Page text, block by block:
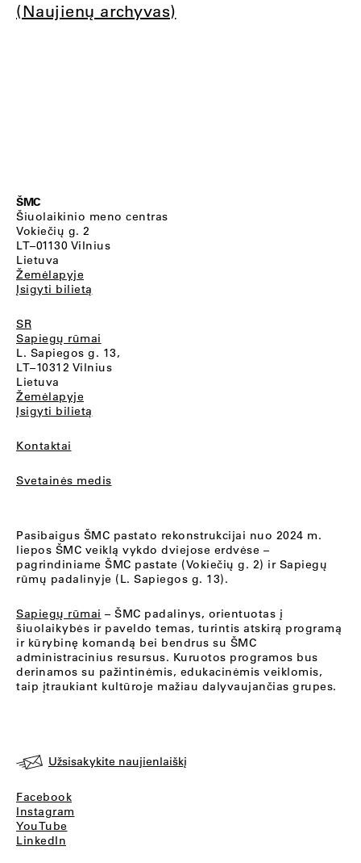
(Naujienų archyvas)
ŠMC
Šiuolaikinio meno centras
Vokiečių g. 2
LT–01130 Vilnius
Lietuva
Žemėlapyje
Įsigyti bilietą
SR
Sapiegų rūmai
L. Sapiegos g. 13,
LT–10312 Vilnius
Lietuva
Žemėlapyje
Įsigyti bilietą
Kontaktai
Svetainės medis
Pasibaigus ŠMC pastato rekonstrukcijai nuo 2024 m.
liepos ŠMC veiklą vykdo dviejose erdvėse –
pagrindiniame ŠMC pastate (Vokiečių g. 2) ir Sapiegų
rūmų padalinyje (L. Sapiegos g. 13).
Sapiegų rūmai – ŠMC padalinys, orientuotas į
šiuolaikybės ir paveldo temas, turintis atskirą programą
ir kūrybinę komandą bei bendrus su ŠMC
administracinius resursus. Kuruotos programos bus
derinamos su pažintinėmis, edukacinėmis veiklomis,
taip įtraukiant kultūroje mažiau dalyvaujančias grupes.
Užsisakykite naujienlaiškį
Facebook
Instagram
YouTube
LinkedIn